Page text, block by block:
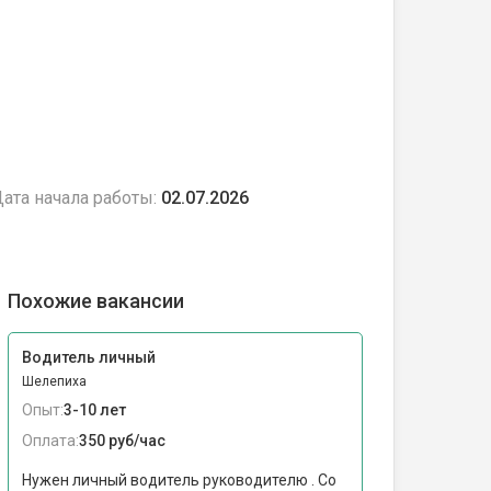
начала работы: 02.07.2026
Похожие вакансии
Водитель личный
Шелепиха
Опыт:3-10 лет
Оплата:350 руб/час
Нужен личный водитель руководителю . Со